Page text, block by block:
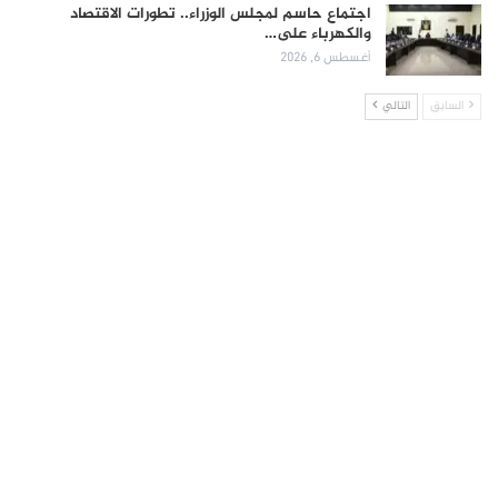
اجتماع حاسم لمجلس الوزراء.. تطورات الاقتصاد
والكهرباء على…
أغسطس 6, 2026
السابق التالي